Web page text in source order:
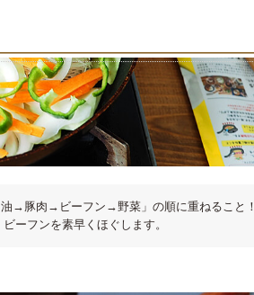
→豚肉→ビーフン→野菜」の順に重ねること！
ーフンを素早くほぐします。